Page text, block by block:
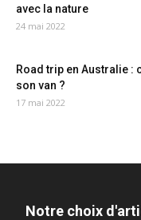
avec la nature
24 mai 2022
Road trip en Australie :
son van ?
17 mai 2022
Notre choix